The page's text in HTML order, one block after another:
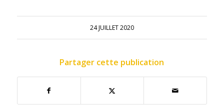
24 JUILLET 2020
Partager cette publication